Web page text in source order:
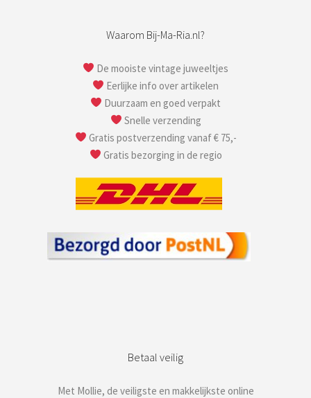
Waarom Bij-Ma-Ria.nl?
De mooiste vintage juweeltjes
Eerlijke info over artikelen
Duurzaam en goed verpakt
Snelle verzending
Gratis postverzending vanaf € 75,-
Gratis bezorging in de regio
Betaal veilig
Met Mollie, de veiligste en makkelijkste online